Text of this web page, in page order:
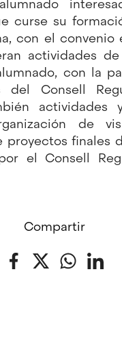
curse su
con el convenio
actividades
con la
del Consell
actividades
de
proyectos finales
el Consell
Compartir
Facebook
Twitter